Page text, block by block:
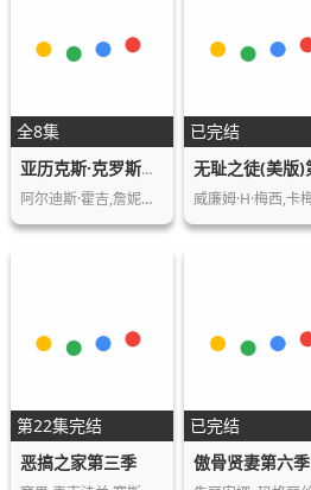
全8集
亚历克斯·克罗斯第一季
阿尔迪斯·霍吉,詹妮弗·威格莫尔,梅赛德斯…
已完结
第22集完结
恶搞之家第三季
已完结
傲骨贤妻第六季